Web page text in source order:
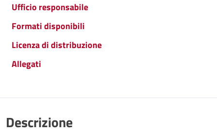
Ufficio responsabile
Formati disponibili
Licenza di distribuzione
Allegati
Descrizione